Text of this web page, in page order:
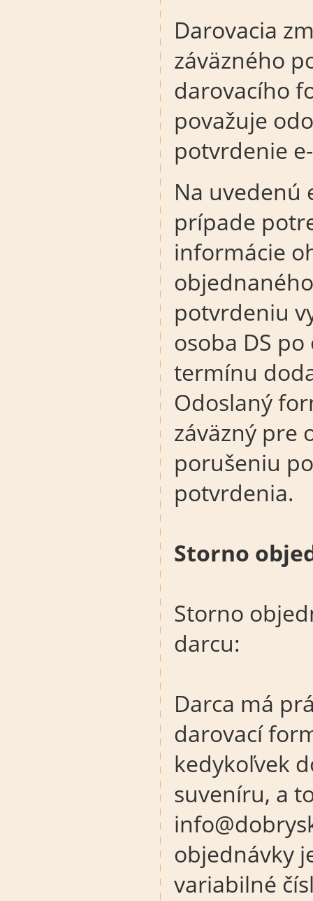
Darovacia
záväzného
darovacího
považuje
potvrdenie
Na uvedenú
prípade
informácie
potvrdeniu
osoba DS
termínu
Odoslaný
záväzný pre
porušeniu
potvrdenia.
Storno
Storno
darcu:
Darca má
darovací
kedykoľvek
suveníru, a
objednávky
variabilné